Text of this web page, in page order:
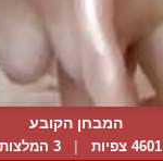
המבחן הקובע
4601 צפיות 3 המלצות